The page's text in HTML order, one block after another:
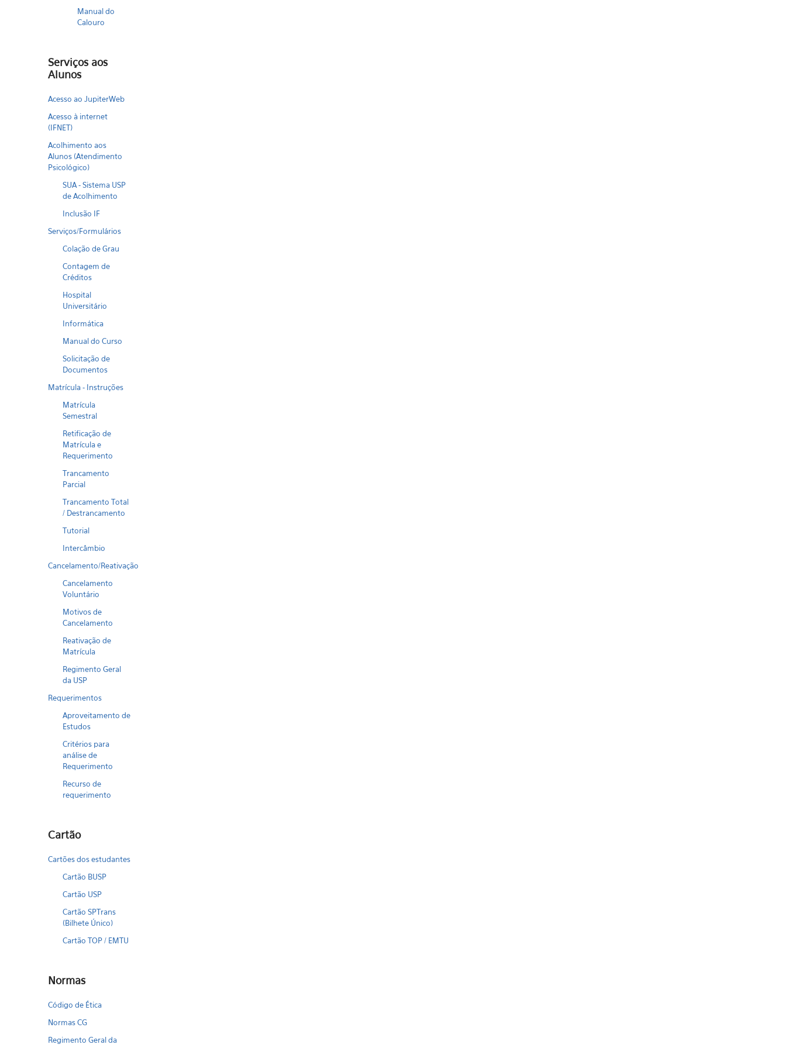
Manual do
Calouro
Serviços aos
Alunos
Acesso ao JupiterWeb
Acesso à internet
(IFNET)
Acolhimento aos
Alunos (Atendimento
Psicológico)
SUA - Sistema USP
de Acolhimento
Inclusão IF
Serviços/Formulários
Colação de Grau
Contagem de
Créditos
Hospital
Universitário
Informática
Manual do Curso
Solicitação de
Documentos
Matrícula - Instruções
Matrícula
Semestral
Retificação de
Matrícula e
Requerimento
Trancamento
Parcial
Trancamento Total
/ Destrancamento
Tutorial
Intercâmbio
Cancelamento/Reativação
Cancelamento
Voluntário
Motivos de
Cancelamento
Reativação de
Matrícula
Regimento Geral
da USP
Requerimentos
Aproveitamento de
Estudos
Critérios para
análise de
Requerimento
Recurso de
requerimento
Cartão
Cartões dos estudantes
Cartão BUSP
Cartão USP
Cartão SPTrans
(Bilhete Único)
Cartão TOP / EMTU
Normas
Código de Ética
Normas CG
Regimento Geral da